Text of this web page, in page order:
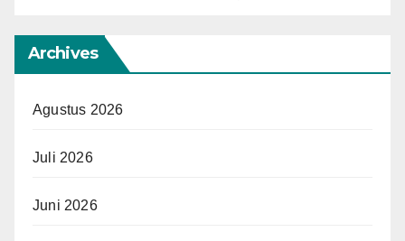
Archives
Agustus 2026
Juli 2026
Juni 2026